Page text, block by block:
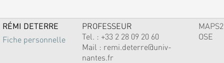
RÉMI DETERRE
Fiche personnelle
PROFESSEUR
Tel. : +33 2 28 09 20 60
Mail : remi.deterre@univ-
nantes.fr
MAPS2
OSE